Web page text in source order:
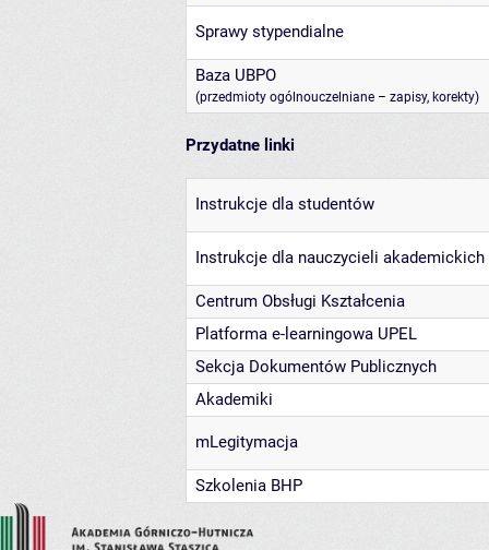
Sprawy stypendialne
Baza UBPO
(przedmioty ogólnouczelniane – zapisy, korekty)
Przydatne linki
Instrukcje dla studentów
Instrukcje dla nauczycieli akademickich
Centrum Obsługi Kształcenia
Platforma e-learningowa UPEL
Sekcja Dokumentów Publicznych
Akademiki
mLegitymacja
Szkolenia BHP